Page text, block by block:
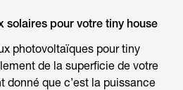
solaires pour votre tiny house
photovoltaïques pour tiny
de la superficie de votre
donné que c’est la puissance